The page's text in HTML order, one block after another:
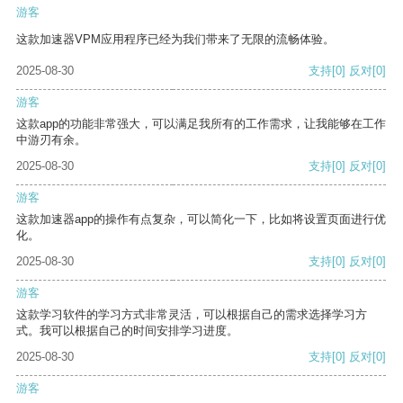
游客
这款加速器VPM应用程序已经为我们带来了无限的流畅体验。
2025-08-30 支持[0] 反对[0]
游客
这款app的功能非常强大，可以满足我所有的工作需求，让我能够在工作
中游刃有余。
2025-08-30
支持[0] 反对[0]
游客
这款加速器app的操作有点复杂，可以简化一下，比如将设置页面进行优
化。
2025-08-30
支持[0] 反对[0]
游客
这款学习软件的学习方式非常灵活，可以根据自己的需求选择学习方
式。我可以根据自己的时间安排学习进度。
2025-08-30
支持[0] 反对[0]
游客